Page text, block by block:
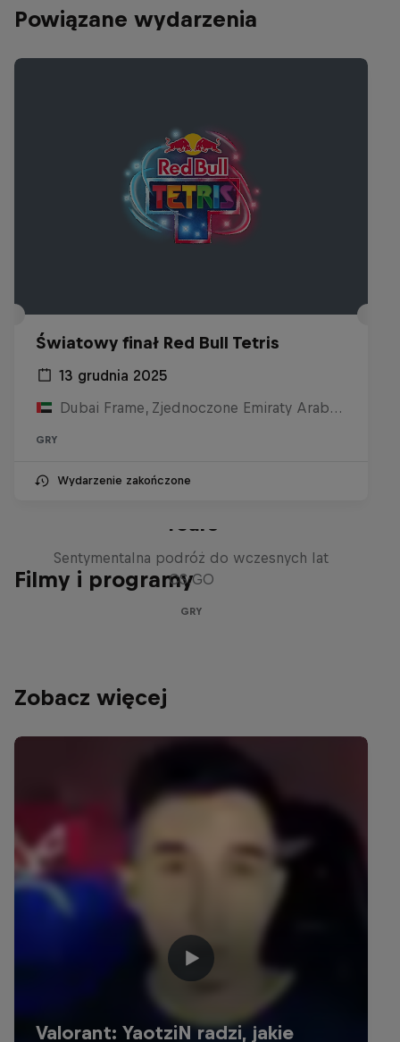
Powiązane wydarzenia
Światowy finał Red Bull Tetris
13 grudnia 2025
GRY
Wydarzenie zakończone
Filmy i programy
Years
Sentymentalna podróż do wczesnych lat
CS:GO
GRY
Zobacz więcej